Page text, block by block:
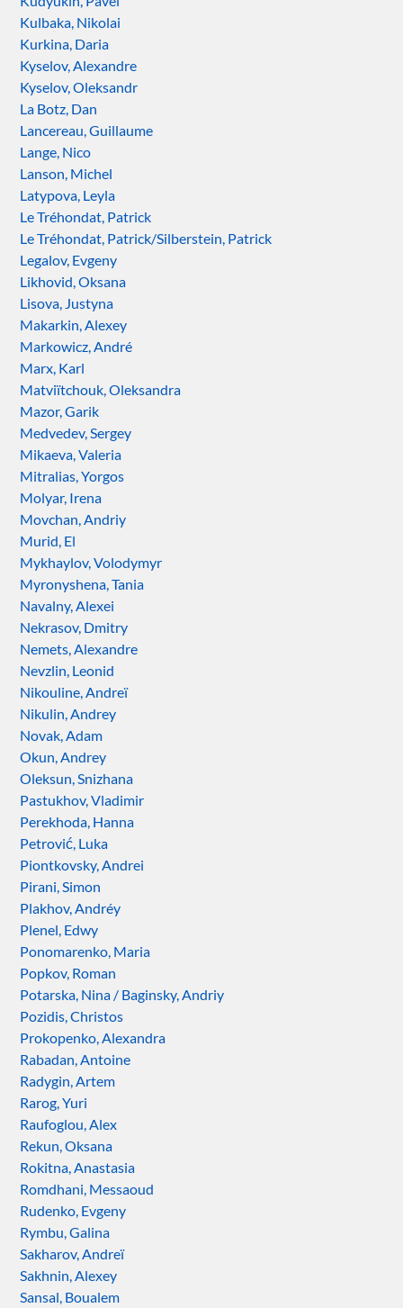
Kulbaka, Nikolai
Kurkina, Daria
Kyselov, Alexandre
Kyselov, Oleksandr
La Botz, Dan
Lancereau, Guillaume
Lange, Nico
Lanson, Michel
Latypova, Leyla
Le Tréhondat, Patrick
Le Tréhondat, Patrick/Silberstein, Patrick
Legalov, Evgeny
Likhovid, Oksana
Lisova, Justyna
Makarkin, Alexey
Markowicz, André
Marx, Karl
Matviïtchouk, Oleksandra
Mazor, Garik
Medvedev, Sergey
Mikaeva, Valeria
Mitralias, Yorgos
Molyar, Irena
Movchan, Andriy
Murid, El
Mykhaylov, Volodymyr
Myronyshena, Tania
Navalny, Alexei
Nekrasov, Dmitry
Nemets, Alexandre
Nevzlin, Leonid
Nikouline, Andreï
Nikulin, Andrey
Novak, Adam
Okun, Andrey
Oleksun, Snizhana
Pastukhov, Vladimir
Perekhoda, Hanna
Petrović, Luka
Piontkovsky, Andrei
Pirani, Simon
Plakhov, Andréy
Plenel, Edwy
Ponomarenko, Maria
Popkov, Roman
Potarska, Nina / Baginsky, Andriy
Pozidis, Christos
Prokopenko, Alexandra
Rabadan, Antoine
Radygin, Artem
Rarog, Yuri
Raufoglou, Alex
Rekun, Oksana
Rokitna, Anastasia
Romdhani, Messaoud
Rudenko, Evgeny
Rymbu, Galina
Sakharov, Andreï
Sakhnin, Alexey
Sansal, Boualem